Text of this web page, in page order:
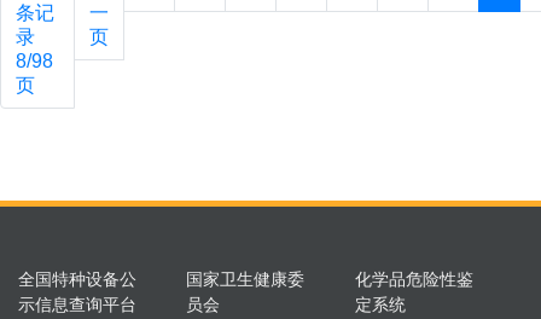
条记
录
8/98
页
一
页
全国特种设备公
示信息查询平台
国家卫生健康委
员会
化学品危险性鉴
定系统